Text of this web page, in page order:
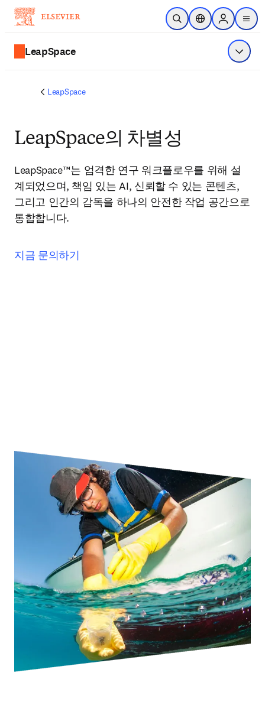
주요 콘텐츠로 건너뛰기
검색 열기위치 선택기Sign in to
menu
LeapSpace 메뉴
LeapSpace
LeapSpace의 차별성
LeapSpace™는 엄격한 연구 워크플로우를 위해 설
계되었으며, 책임 있는 AI, 신뢰할 수 있는 콘텐츠,
그리고 인간의 감독을 하나의 안전한 작업 공간으로
통합합니다.
지금 문의하기